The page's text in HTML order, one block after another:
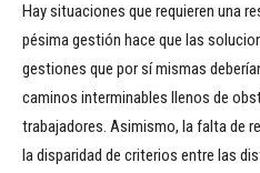
Hay situaciones que requieren una
pésima gestión hace que las
gestiones que por sí mismas
caminos interminables llenos de
trabajadores. Asimismo, la falta de
la disparidad de criterios entre las